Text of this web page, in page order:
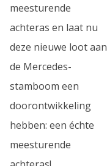
meesturende
achteras en laat nu
deze nieuwe loot aan
de Mercedes-
stamboom een
doorontwikkeling
hebben: een échte
meesturende